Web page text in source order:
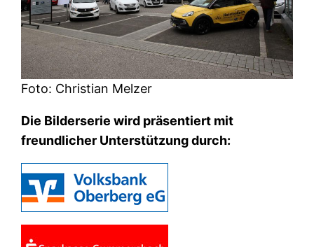
Foto: Christian Melzer
Die Bilderserie wird präsentiert mit
freundlicher Unterstützung durch: